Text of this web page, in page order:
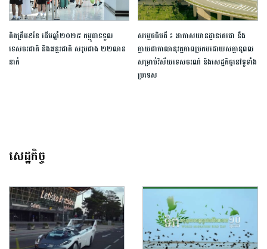
គិតត្រឹម៩ខែ ដើមឆ្នាំ២០២៥ កម្ពុជាទទួល
ទេសចរជាតិ និងអន្តរជាតិ សរុបជាង ២២លាន
នាក់
សម្តេចធិបតី ៖ អាកាសយានដ្ឋានតេជោ នឹង
ក្លាយជាកាលានុវត្តភាពប្រកបដោយសក្តានុពល
សម្រាប់វិស័យទេសចរណ៍ និងសេដ្ឋកិច្ចនៅទូទាំង
ប្រទេស
សេដ្ឋកិច្ច